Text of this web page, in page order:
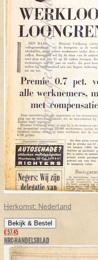
Herkomst: Nederland
Bekijk & Bestel
€ 57,45
NRC-HANDELSBLAD